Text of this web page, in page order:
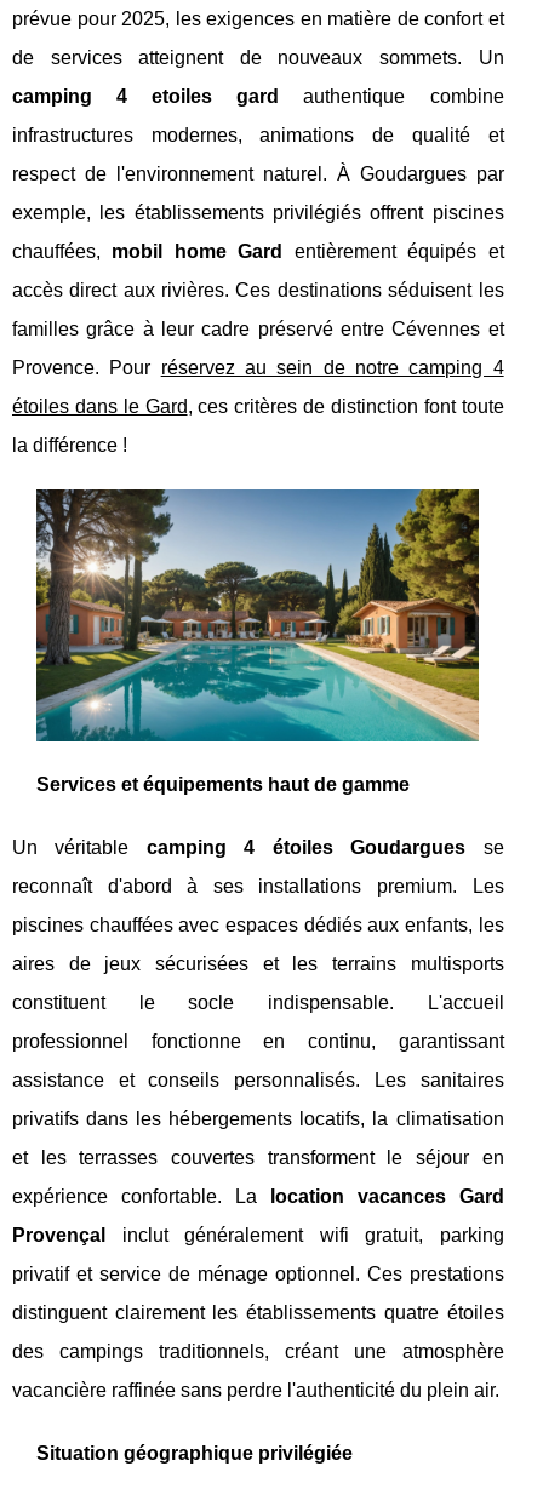
prévue pour 2025, les exigences en matière de confort et
de services atteignent de nouveaux sommets. Un
camping 4 etoiles gard
authentique combine
infrastructures modernes, animations de qualité et
respect de l'environnement naturel. À Goudargues par
exemple, les établissements privilégiés offrent piscines
chauffées, mobil home Gard
entièrement équipés et
accès direct aux rivières. Ces destinations séduisent les
familles grâce à leur cadre préservé entre Cévennes et
Provence. Pour réservez au sein de notre camping 4
étoiles dans le Gard, ces critères de distinction font toute
la différence !
Services et équipements haut de gamme
Un véritable camping 4 étoiles Goudargues se
reconnaît d'abord à ses installations premium. Les
piscines chauffées avec espaces dédiés aux enfants, les
aires de jeux sécurisées et les terrains multisports
constituent le socle indispensable. L'accueil
professionnel fonctionne en continu, garantissant
assistance et conseils personnalisés. Les sanitaires
privatifs dans les hébergements locatifs, la climatisation
et les terrasses couvertes transforment le séjour en
expérience confortable. La
location vacances Gard
Provençal
inclut généralement wifi gratuit, parking
privatif et service de ménage optionnel. Ces prestations
distinguent clairement les établissements quatre étoiles
des campings traditionnels, créant une atmosphère
vacancière raffinée sans perdre l'authenticité du plein air.
Situation géographique privilégiée